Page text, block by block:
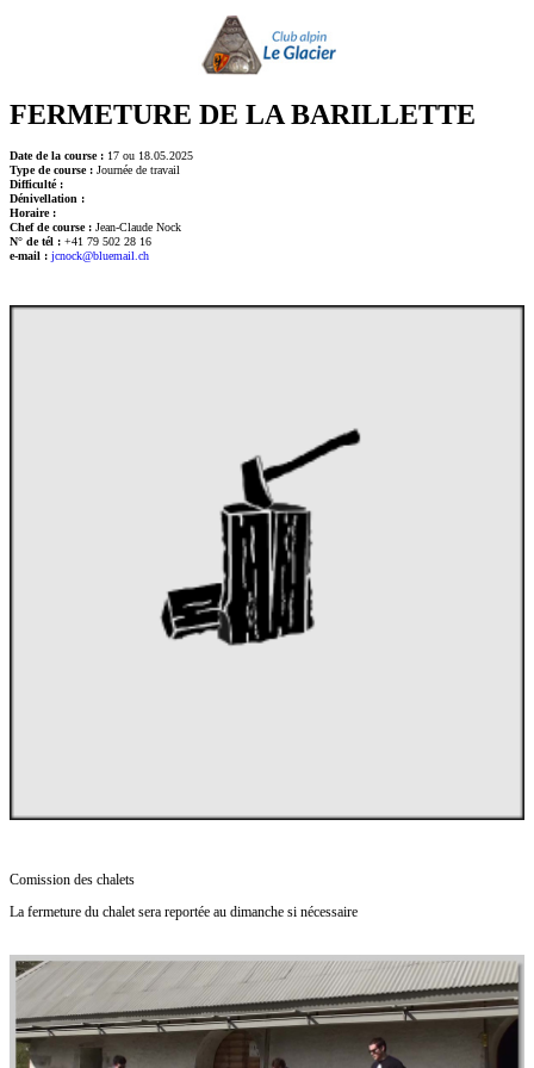
FERMETURE DE LA BARILLETTE
Date de la course : 17 ou 18.05.2025
Type de course : Journée de travail
Difficulté :
Dénivellation :
Horaire :
Chef de course : Jean-Claude Nock
N° de tél : +41 79 502 28 16
e-mail : jcnock@bluemail.ch
Comission des chalets
La fermeture du chalet sera reportée au dimanche si nécessaire